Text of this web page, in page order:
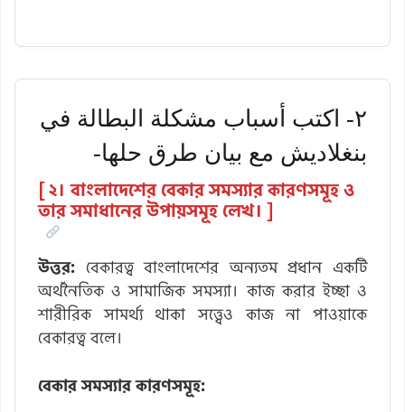
۲- اكتب أسباب مشكلة البطالة في
بنغلاديش مع بيان طرق حلها-
[ ২। বাংলাদেশের বেকার সমস্যার কারণসমূহ ও
তার সমাধানের উপায়সমূহ লেখ। ]
উত্তর: বেকারত্ব বাংলাদেশের অন্যতম প্রধান একটি
অর্থনৈতিক ও সামাজিক সমস্যা। কাজ করার ইচ্ছা ও
শারীরিক সামর্থ্য থাকা সত্ত্বেও কাজ না পাওয়াকে
বেকারত্ব বলে।
বেকার সমস্যার কারণসমূহ: